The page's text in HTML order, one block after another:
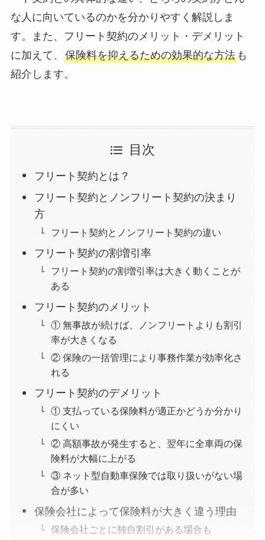
な人に向いているのかを分かりやすく解説しま
す。また、フリート契約のメリット・デメリット
に加えて、 保険料を抑えるための効果的な方法も
紹介します。
目次
フリート契約とは？
フリート契約とノンフリート契約の決まり
方
フリート契約とノンフリート契約の違い
フリート契約の割増引率
フリート契約の割増引率は大きく動くことが
ある
フリート契約のメリット
① 無事故が続けば、ノンフリートよりも割引
率が大きくなる
② 保険の一括管理により事務作業が効率化さ
れる
フリート契約のデメリット
① 支払っている保険料が適正かどうか分かり
にくい
② 高額事故が発生すると、翌年に全車両の保
険料が大幅に上がる
③ ネット型自動車保険では取り扱いがない場
合が多い
保険会社によって保険料が大きく違う理由
保険会社ごとに独自割引がある場合も